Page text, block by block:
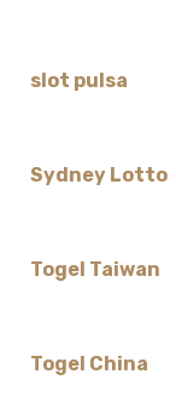
slot pulsa
Sydney Lotto
Togel Taiwan
Togel China